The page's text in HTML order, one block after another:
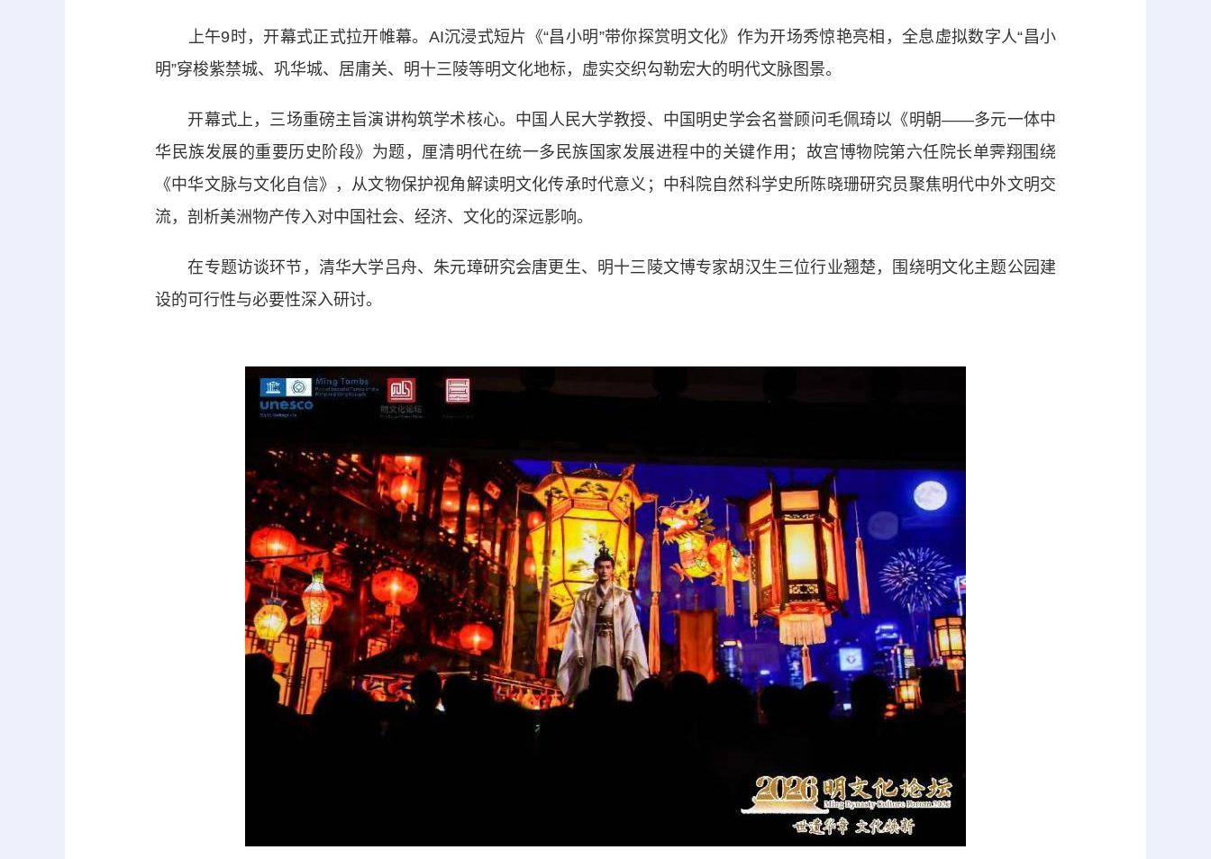
上午9时，开幕式正式拉开帷幕。AI沉浸式短片《“昌小明”带你探赏明文化》作为开场秀惊艳亮相，全息虚拟数字人“昌小
明”穿梭紫禁城、巩华城、居庸关、明十三陵等明文化地标，虚实交织勾勒宏大的明代文脉图景。
开幕式上，三场重磅主旨演讲构筑学术核心。中国人民大学教授、中国明史学会名誉顾问毛佩琦以《明朝——多元一体中
华民族发展的重要历史阶段》为题，厘清明代在统一多民族国家发展进程中的关键作用；故宫博物院第六任院长单霁翔围绕
《中华文脉与文化自信》，从文物保护视角解读明文化传承时代意义；中科院自然科学史所陈晓珊研究员聚焦明代中外文明交
流，剖析美洲物产传入对中国社会、经济、文化的深远影响。
在专题访谈环节，清华大学吕舟、朱元璋研究会唐更生、明十三陵文博专家胡汉生三位行业翘楚，围绕明文化主题公园建
设的可行性与必要性深入研讨。